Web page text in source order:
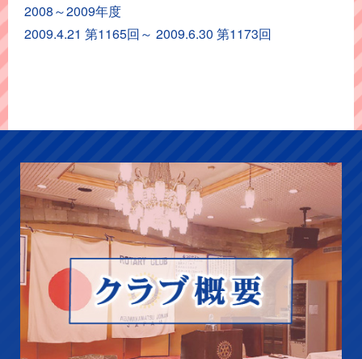
カ
イ
2008～2009年度
2009.4.21 第1165回～ 2009.6.30 第1173回